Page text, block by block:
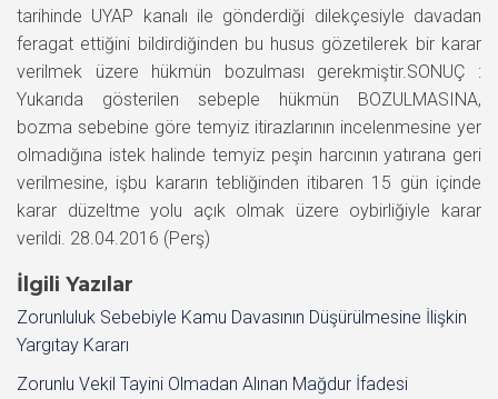
tarihinde UYAP kanalı ile gönderdiği dilekçesiyle davadan
feragat ettiğini bildirdiğinden bu husus gözetilerek bir karar
verilmek üzere hükmün bozulması gerekmiştir.SONUÇ :
Yukarıda gösterilen sebeple hükmün BOZULMASINA,
bozma sebebine göre temyiz itirazlarının incelenmesine yer
olmadığına istek halinde temyiz peşin harcının yatırana geri
verilmesine, işbu kararın tebliğinden itibaren 15 gün içinde
karar düzeltme yolu açık olmak üzere oybirliğiyle karar
verildi. 28.04.2016 (Perş)
İlgili Yazılar
Zorunluluk Sebebiyle Kamu Davasının Düşürülmesine İlişkin
Yargıtay Kararı
Zorunlu Vekil Tayini Olmadan Alınan Mağdur İfadesi